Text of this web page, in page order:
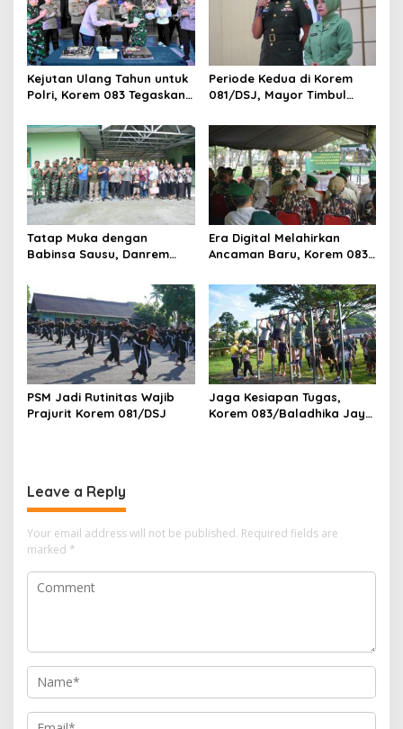
Kejutan Ulang Tahun untuk
Polri, Korem 083 Tegaskan
Malang
Periode Kedua di Korem
081/DSJ, Mayor Timbul
Tatap Muka dengan
Babinsa Sausu, Danrem
Penting untuk Prajurit
Era Digital Melahirkan
Ancaman Baru, Korem 083
Ketahanan Bangsa
PSM Jadi Rutinitas Wajib
Prajurit Korem 081/DSJ
Jaga Kesiapan Tugas,
Korem 083/Baladhika Jaya
Leave a Reply
Your email address will not be published. Required fields are
marked *